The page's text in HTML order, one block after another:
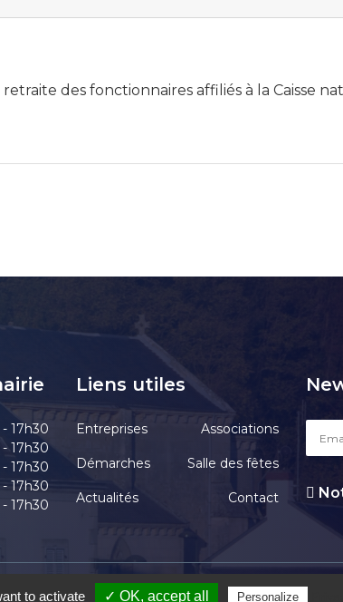
des fonctionnaires affiliés à la Caisse
17h30
17h30
17h30
17h30
17h30
Liens utiles
Entreprises Associations
Démarches Salle des fêtes
Actualités Contact
|Accessibilité|Une création de Gil FOURGEAUD
to activate ✓ OK, accept all Personalize